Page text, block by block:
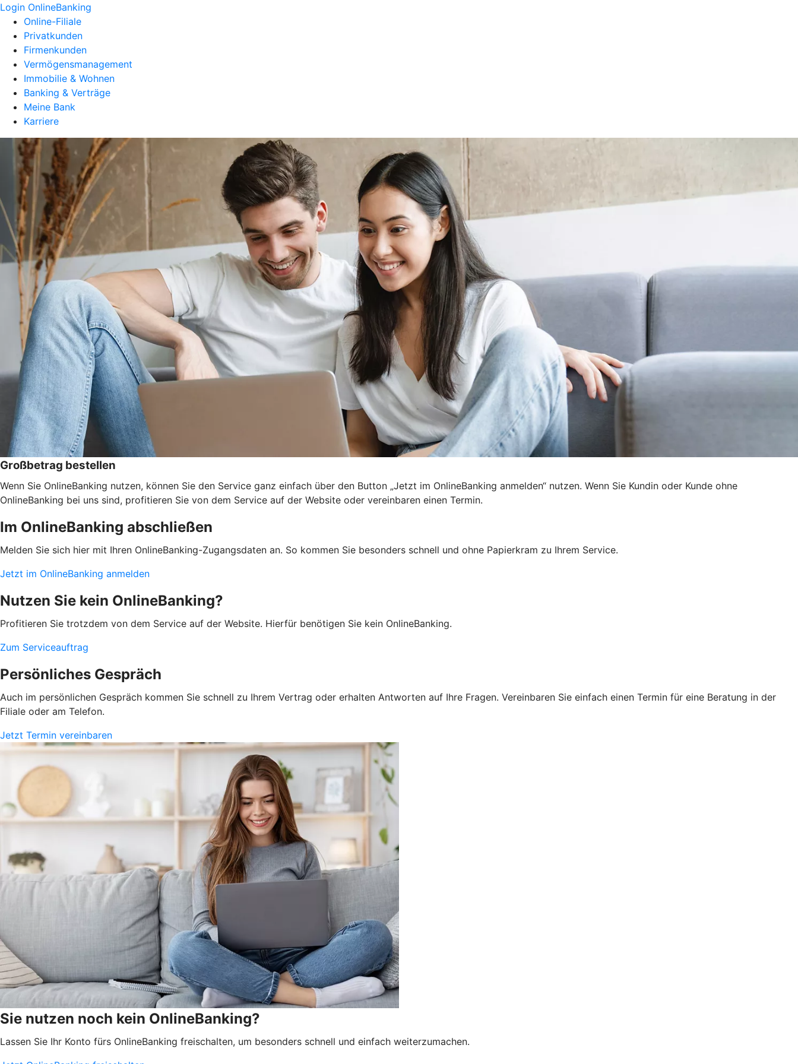
Login OnlineBanking
Online-Filiale
Privatkunden
Firmenkunden
Vermögensmanagement
Immobilie & Wohnen
Banking & Verträge
Meine Bank
Karriere
Großbetrag bestellen
Wenn Sie OnlineBanking nutzen, können Sie den Service ganz einfach über den Button „Jetzt im OnlineBanking anmelden“ nutzen. Wenn Sie Kundin oder Kunde ohne
OnlineBanking bei uns sind, profitieren Sie von dem Service auf der Website oder vereinbaren einen Termin.
Im OnlineBanking abschließen
Melden Sie sich hier mit Ihren OnlineBanking-Zugangsdaten an. So kommen Sie besonders schnell und ohne Papierkram zu Ihrem Service.
Jetzt im OnlineBanking anmelden
Nutzen Sie kein OnlineBanking?
Profitieren Sie trotzdem von dem Service auf der Website. Hierfür benötigen Sie kein OnlineBanking.
Zum Serviceauftrag
Persönliches Gespräch
Auch im persönlichen Gespräch kommen Sie schnell zu Ihrem Vertrag oder erhalten Antworten auf Ihre Fragen. Vereinbaren Sie einfach einen Termin für eine Beratung in der
Filiale oder am Telefon.
Jetzt Termin vereinbaren
Sie nutzen noch kein OnlineBanking?
Lassen Sie Ihr Konto fürs OnlineBanking freischalten, um besonders schnell und einfach weiterzumachen.